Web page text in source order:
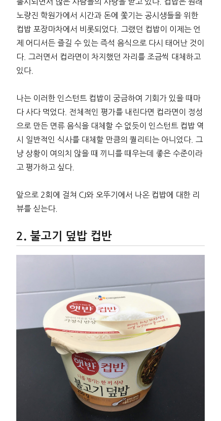
노량진 학원가에서 시간과 돈에 쫓기는 공시생들을 위한
컵밥 포장마차에서 비롯되었다. 그랬던 컵밥이 이제는 언
제 어디서든 즐길 수 있는 즉석 음식으로 다시 태어난 것이
다. 그러면서 컵라면이 차지했던 자리를 조금씩 대체하고
있다.
나는 이러한 인스턴트 컵밥이 궁금하여 기회가 있을 때마
다 사다 먹었다. 전체적인 평가를 내린다면 컵라면이 정성
으로 만든 면류 음식을 대체할 수 없듯이 인스턴트 컵밥 역
시 일반적인 식사를 대체할 만큼의 퀄리티는 아니었다. 그
냥 상황이 여의치 않을 때 끼니를 때우는데 좋은 수준이라
고 평가하고 싶다.
앞으로 2회에 걸쳐 CJ와 오뚜기에서 나온 컵밥에 대한 리
뷰를 싣는다.
불고기 덮밥 컵반